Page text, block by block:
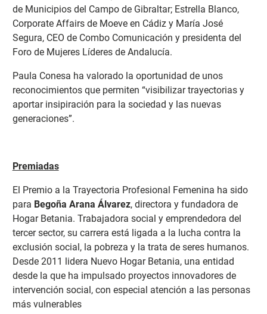
de Municipios del Campo de Gibraltar; Estrella Blanco,
Corporate Affairs de Moeve en Cádiz y María José
Segura, CEO de Combo Comunicación y presidenta del
Foro de Mujeres Líderes de Andalucía.
Paula Conesa ha valorado la oportunidad de unos
reconocimientos que permiten “visibilizar trayectorias y
aportar insipiración para la sociedad y las nuevas
generaciones”.
Premiadas
El Premio a la Trayectoria Profesional Femenina ha sido
para Begoña Arana Álvarez, directora y fundadora de
Hogar Betania. Trabajadora social y emprendedora del
tercer sector, su carrera está ligada a la lucha contra la
exclusión social, la pobreza y la trata de seres humanos.
Desde 2011 lidera Nuevo Hogar Betania, una entidad
desde la que ha impulsado proyectos innovadores de
intervención social, con especial atención a las personas
más vulnerables